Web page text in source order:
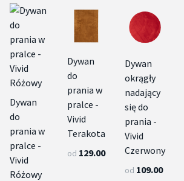
Dywan
do
prania w
pralce -
Vivid
Różowy
Dywan
do
prania w
pralce -
Vivid
Terakota
od 129.00
Dywan
okrągły
nadający
się do
prania -
Vivid
Czerwony
od 109.00